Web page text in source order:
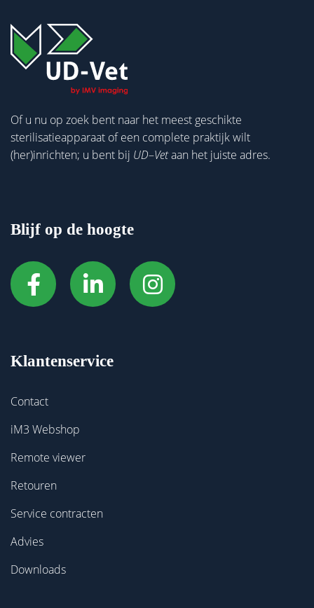
Of u nu op zoek bent naar het meest geschikte
sterilisatieapparaat of een complete praktijk wilt
(her)inrichten; u bent bij UD–Vetaan het juiste adres.
Blijf op de hoogte
Klantenservice
Contact
iM3 Webshop
Remote viewer
Retouren
Service contracten
Advies
Downloads